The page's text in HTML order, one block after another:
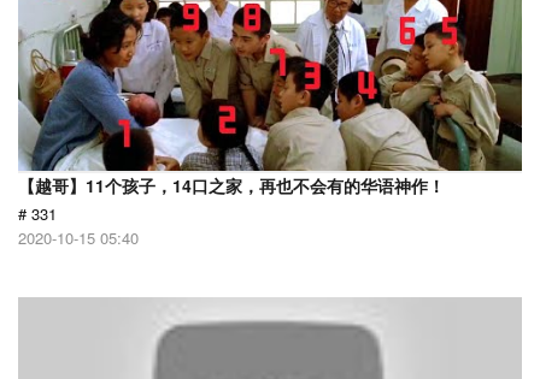
【越哥】11个孩子，14口之家，再也不会有的华语神作！
# 331
2020-10-15 05:40